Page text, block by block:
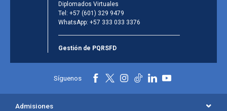
Diplomados Virtuales
Tel: +57 (601) 329 9479
WhatsApp: +57 333 033 3376
Gestión de PQRSFD
Síguenos
Admisiones